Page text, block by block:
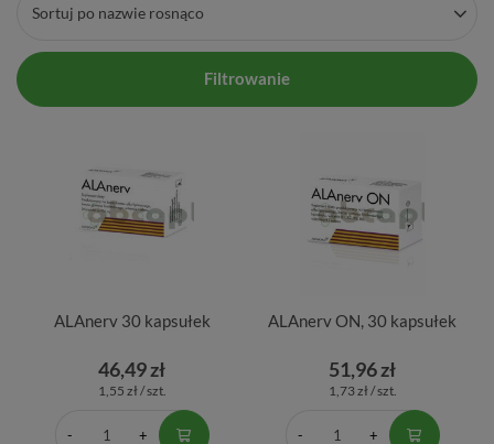
Sortuj po nazwie rosnąco
Filtrowanie
ALAnerv 30 kapsułek
46,49 zł
1,55 zł / szt.
ALAnerv ON, 30 kapsułek
51,96 zł
1,73 zł / szt.